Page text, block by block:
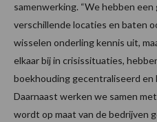
samenwerking. “We hebben
verschillende locaties en baten
wisselen onderling kennis uit,
elkaar bij in crisissituaties,
boekhouding gecentraliseerd en
Daarnaast werken we samen
wordt op maat van de bedrijven